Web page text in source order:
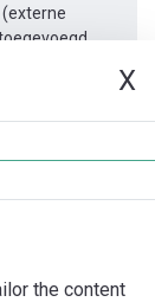
X
the content